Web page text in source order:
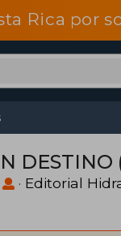
Rica por
· Editorial